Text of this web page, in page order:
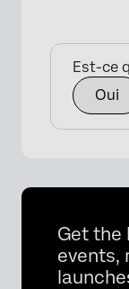
Est-ce
Oui
Get the
events,